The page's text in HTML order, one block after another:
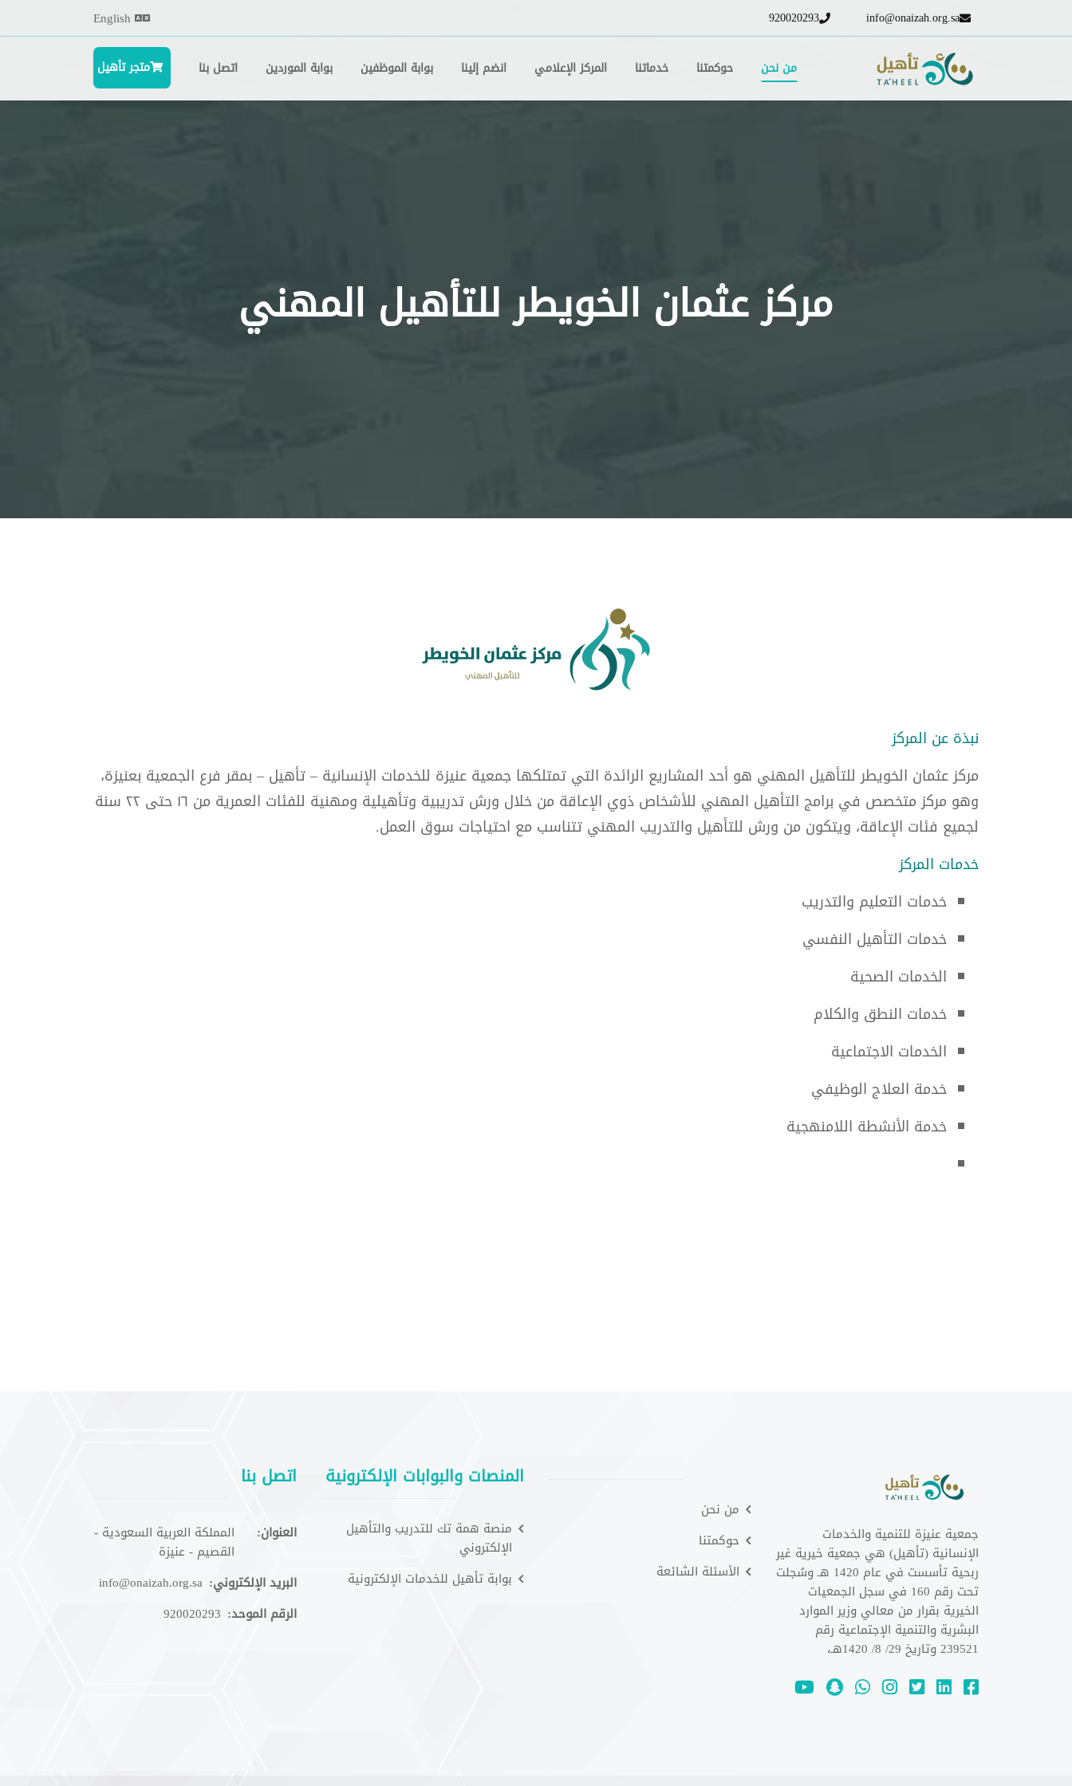
info@onaizah.org.sa
920020293
من نحن حوكمتنا خدماتنا المركز الإعلامي انضم إلينا بوابة الموظفين بوابة الموردين اتصل بنا متجر تأهيل
مركز عثمان الخويطر للتأهيل المهني
نبذة عن المركز
مركز عثمان الخويطر للتأهيل المهني هو أحد المشاريع الرائدة التي تمتلكها جمعية عنيزة للخدمات الإنسانية – تأهيل – بمقر فرع الجمعية بعنيزة،
وهو مركز متخصص في برامج التأهيل المهني للأشخاص ذوي الإعاقة من خلال ورش تدريبية وتأهيلية ومهنية للفئات العمرية من ١٦ حتى ٢٢ سنة
لجميع فئات الإعاقة، ويتكون من ورش للتأهيل والتدريب المهني تتناسب مع احتياجات سوق العمل.
خدمات المركز
خدمات التعليم والتدريب
خدمات التأهيل النفسي
الخدمات الصحية
خدمات النطق والكلام
الخدمات الاجتماعية
خدمة العلاج الوظيفي
خدمة الأنشطة اللامنهجية
جمعية عنيزة للتنمية والخدمات
الإنسانية (تأهيل) هي جمعية خيرية غير
ربحية تأسست في عام 1420 هـ وسُجلت
تحت رقم 160 في سجل الجمعيات
الخيرية بقرار من معالي وزير الموارد
البشرية والتنمية الإجتماعية رقم
239521 وتاريخ 29/ 8/ 1420هـ،
من نحن
حوكمتنا
الأسئلة الشائعة
المنصات والبوابات الإلكترونية
منصة همة تك للتدريب والتأهيل
الإلكتروني
بوابة تأهيل للخدمات الإلكترونية
اتصل بنا
العنوان:
المملكة العربية السعودية -
القصيم - عنيزة
البريد الإلكتروني: info@onaizah.org.sa
الرقم الموحد: 920020293